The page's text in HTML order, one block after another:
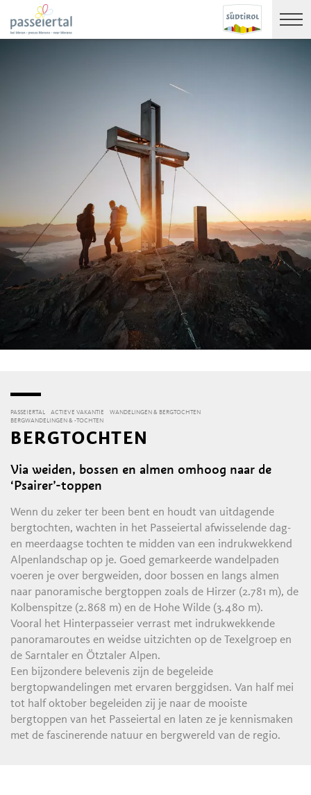
PASSEIERTAL ACTIEVE VAKANTIE
WANDELINGEN & BERGTOCHTEN
BERGWANDELINGEN & -TOCHTEN
BERGTOCHTEN
Via weiden, bossen en almen omhoog naar de
‘Psairer’-toppen
Wenn du zeker ter been bent en houdt van uitdagende
bergtochten, wachten in het Passeiertal afwisselende dag-
en meerdaagse tochten te midden van een indrukwekkend
Alpenlandschap op je. Goed gemarkeerde wandelpaden
voeren je over bergweiden, door bossen en langs almen
naar panoramische bergtoppen zoals de Hirzer (2.781 m), de
Kolbenspitze (2.868 m) en de Hohe Wilde (3.480 m).
Vooral het Hinterpasseier verrast met indrukwekkende
panoramaroutes en weidse uitzichten op de Texelgroep en
de Sarntaler en Ötztaler Alpen.
Een bijzondere belevenis zijn de begeleide
bergtopwandelingen met ervaren berggidsen. Van half mei
tot half oktober begeleiden zij je naar de mooiste
bergtoppen van het Passeiertal en laten ze je kennismaken
met de fascinerende natuur en bergwereld van de regio.